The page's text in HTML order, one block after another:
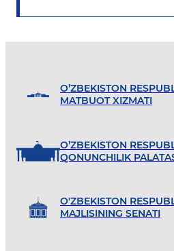
O’ZBEKISTON
MATBUOT XIZMATI
O’ZBEKISTON
QONUNCHILIK
O'ZBEKISTON
MAJLISINING SENATI